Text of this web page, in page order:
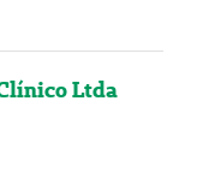
Ltda